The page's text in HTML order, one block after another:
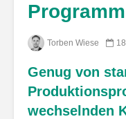
Torben Wiese
Genug von
wechselnden